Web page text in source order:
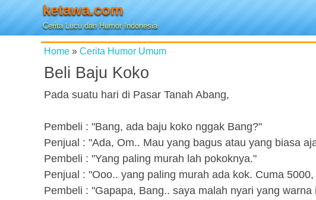
ketawa.com
Cerita Lucu dan Humor Indonesia
Home » Cerita Humor Umum
Beli Baju Koko
Pada suatu hari di Pasar Tanah Abang,
Pembeli : "Bang, ada baju koko nggak Bang?"
Penjual : "Ada, Om.. Mau yang bagus atau yang biasa
Pembeli : "Yang paling murah lah pokoknya."
Penjual : "Ooo.. yang paling murah ada kok. Cuma
Pembeli : "Gapapa, Bang.. saya malah nyari yang